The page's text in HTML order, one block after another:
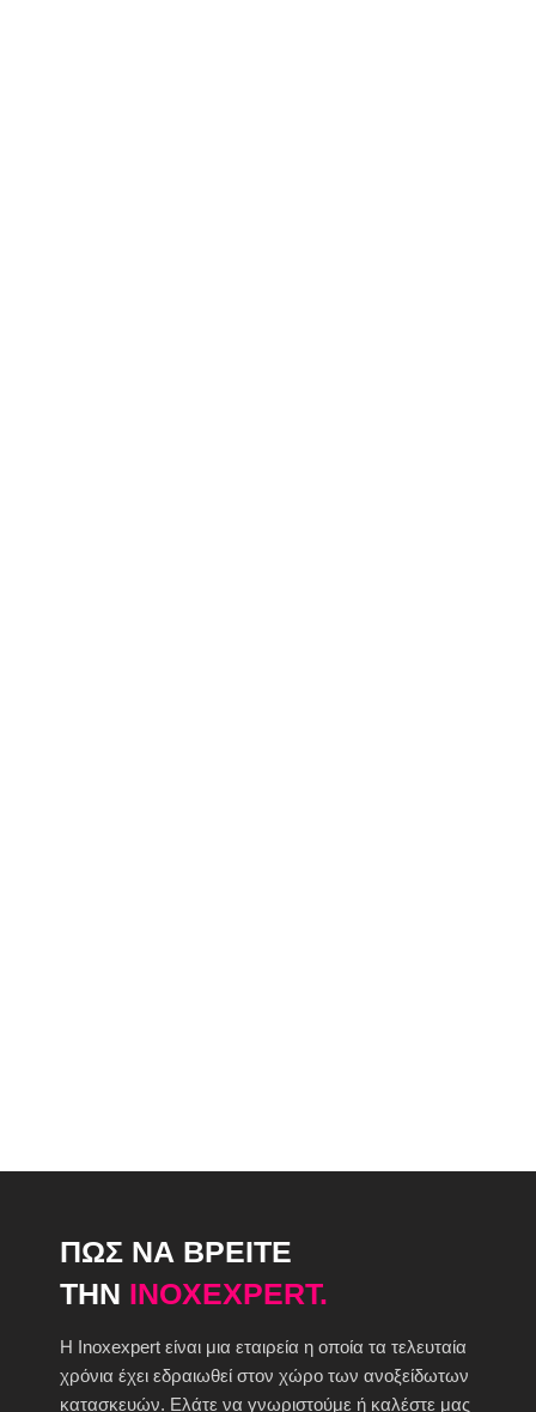
ΠΩΣ ΝΑ ΒΡΕΙΤΕ
ΤΗΝ INOXEXPERT.
H Inoxexpert είναι μια εταιρεία η οποία τα τελευταία
χρόνια έχει εδραιωθεί στον χώρο των ανοξείδωτων
κατασκευών. Ελάτε να γνωριστούμε ή καλέστε μας